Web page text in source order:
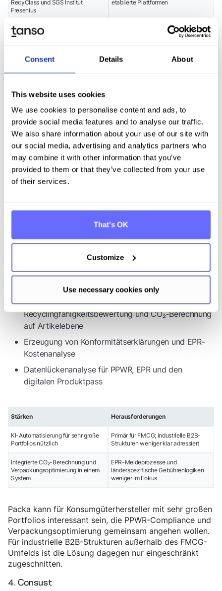
Consent Details About
This website uses cookies
We use cookies to personalise content and ads, to
provide social media features and to analyse our traffic.
We also share information about your use of our site with
our social media, advertising and analytics partners who
may combine it with other information that you’ve
provided to them or that they’ve collected from your use
of their services.
That's OK
Customize
Use necessary cookies only
RecyClass und SGS Institut
Fresenius
etablierte Plattformen
EPR Navigator optimiert
Mehrländer-Lizenzen und EPR-
Kein Multi-Regulierungsansatz
PackIntelX eignet sich besonders für Unternehmen, bei
der Nachweis nach PPWR-Artikel 5 und 6 im
Vordergrund stehen, und die EPR in mehreren EU-
Märkten managen müssen.
3. Packa
Packa ist eine auf Verpackungsmanagement
spezialisierte Lösung mit klarem Fokus auf große,
datenintensive Portfolios, insbesondere im FMCG-
System. Neben PPWR adressiert Packa auch EPR-
Kosten und den digitalen Produktpass.
Zentrale Eigenschaften
KI-gestützte Extraktion von Verpackungsdaten
(Material, Schichten, Gewicht, Rezyklatanteil) aus
Dokumenten
Automatisierte Compliance-Prüfungen,
Recyclingfähigkeitsbewertung und CO₂-Berechnung
auf Artikelebene
Erzeugung von Konformitätserklärungen und EPR-
Kostenanalyse
Datenlückenanalyse für PPWR, EPR und den
digitalen Produktpass
Stärken Herausforderungen
KI-Automatisierung für sehr große
Portfolios nützlich
Primär für FMCG; industrielle B2B-
Strukturen weniger klar adressiert
Integrierte CO₂-Berechnung und
Verpackungsoptimierung in einem
System
EPR-Meldeprozesse und
länderspezifische Gebührenlogiken
weniger im Fokus
Packa kann für Konsumgüterhersteller mit sehr großen
Portfolios interessant sein, die PPWR-Compliance und
Verpackungsoptimierung gemeinsam angehen wollen.
Für industrielle B2B-Strukturen außerhalb des FMCG-
Umfelds ist die Lösung dagegen nur eingeschränkt
zugeschnitten.
4. Consust